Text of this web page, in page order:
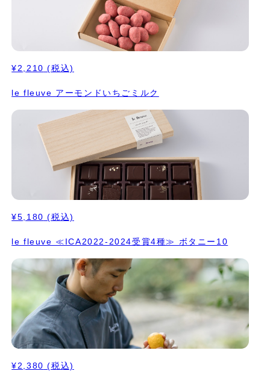
茶のうまみを合わせて。 ⭐️ICA2022（アジアパシフィックエリ
ア）でゴールド受賞 ⭐️C.C.C.2025でTablette d'OrとCoup de
Coeur受賞 7. クロワッサンプラリネ アーモンドとヘーゼルナッツ
のプラリネに自家製クロワッサンを加えて、 ザクザクとした食感
Tablette d'OrとCoup de Coeur受賞 8. プラリネアマンド アー
9. ピーナッツプラリネ ヒマラヤのオーガニックのピーナッツクリ
ームをアーモンドプラリネに合わせてまろやかなお 味に。 モンテ
によってふんわり軽くなったショコラをミルクチョコレートでコー
ティング。 10. 醤油もろみプラリネ 工房のある養父市の大徳醤油
さんの醤油はシェフのお気に入りで、むかしながらの天然醸造でお
醤油を作っていらっしゃるのですが、そのもろみをお分け頂いてア
ーモンドのプラリネを合わせました。モンテで軽い感じにして、ノ
ワー ルでコーティング。 ⭐️ICA2025（アジアパシフィックエリ
ア）でシルバー受賞 ⭐️ICA2025（ワールド）でシルバー受賞
¥2,210 (税込)
le fleuve アーモンドいちごミルク
¥5,180 (税込)
le fleuve ≪ICA2022-2024受賞4種≫ ボタニー10
¥2,380 (税込)